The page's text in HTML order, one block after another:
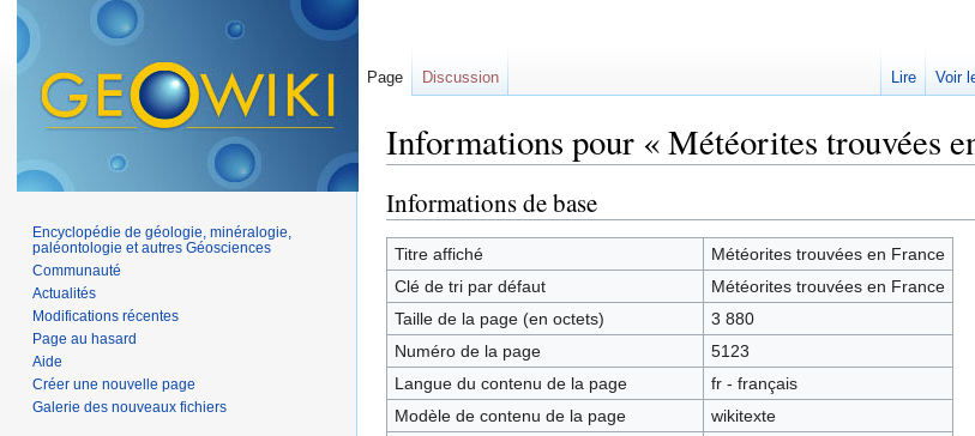
Informations pour « Météorites trouvées
Informations de base
Titre affiché
Météorites trouvées en France
Clé de tri par défaut
Météorites trouvées en France
Taille de la page (en octets)
3 880
Numéro de la page
5123
Langue du contenu de la page
fr - français
Modèle de contenu de la page
wikitexte
Page Discussion Lire Voir
Encyclopédie de géologie, minéralogie,
paléontologie et autres Géosciences
Communauté
Actualités
Modifications récentes
Page au hasard
Aide
Créer une nouvelle page
Galerie des nouveaux fichiers